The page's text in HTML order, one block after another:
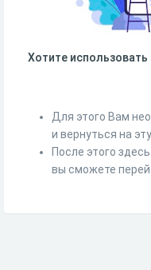
Хотите использовать
Для этого Вам
и вернуться на
После этого
вы сможете